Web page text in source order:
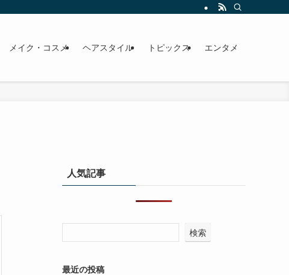
メイク・コスメ ヘアスタイル トピックス エンタメ
人気記事
検索
最近の投稿